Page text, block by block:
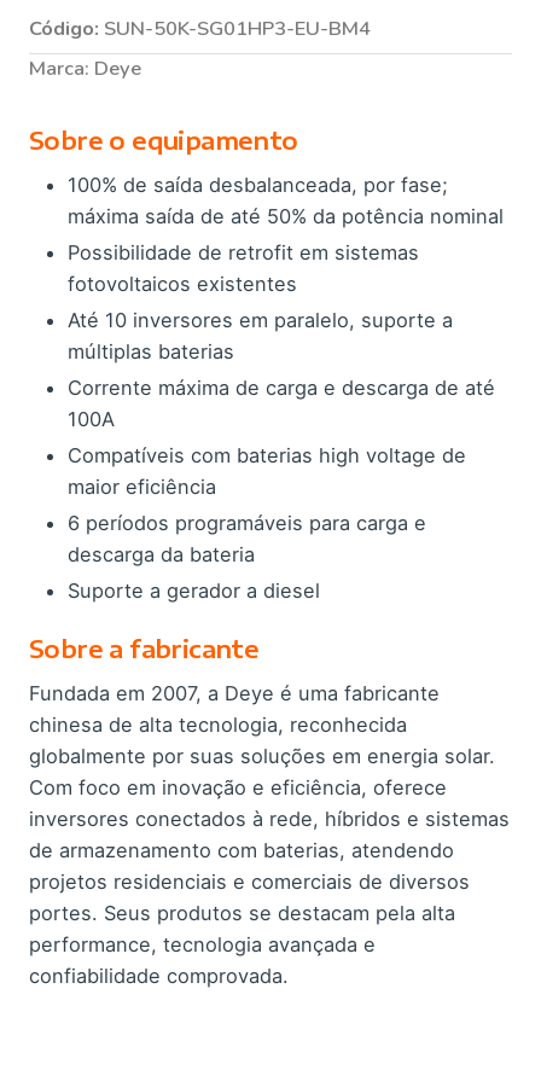
Código: SUN-50K-SG01HP3-EU-BM4
Marca: Deye
Sobre o equipamento
100% de saída desbalanceada, por fase;
máxima saída de até 50% da potência nominal
Possibilidade de retrofit em sistemas
fotovoltaicos existentes
Até 10 inversores em paralelo, suporte a
múltiplas baterias
Corrente máxima de carga e descarga de até
100A
Compatíveis com baterias high voltage de
maior eficiência
6 períodos programáveis para carga e
descarga da bateria
Suporte a gerador a diesel
Sobre a fabricante
Fundada em 2007, a Deye é uma fabricante
chinesa de alta tecnologia, reconhecida
globalmente por suas soluções em energia solar.
Com foco em inovação e eficiência, oferece
inversores conectados à rede, híbridos e sistemas
de armazenamento com baterias, atendendo
projetos residenciais e comerciais de diversos
portes. Seus produtos se destacam pela alta
performance, tecnologia avançada e
confiabilidade comprovada.